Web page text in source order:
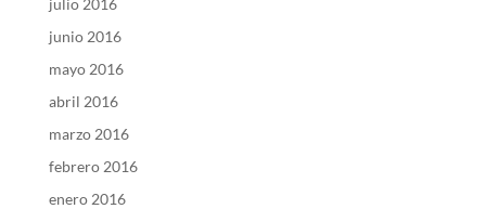
junio 2016
mayo 2016
abril 2016
marzo 2016
febrero 2016
enero 2016